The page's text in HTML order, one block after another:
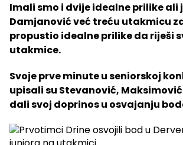
Imali smo i dvije idealne prilike ali
Damjanović već treću utakmicu
propustio idealne prilike da riješi
utakmice.
Svoje prve minute u seniorskoj
upisali su Stevanović,
dali svoj doprinos u osvajanju